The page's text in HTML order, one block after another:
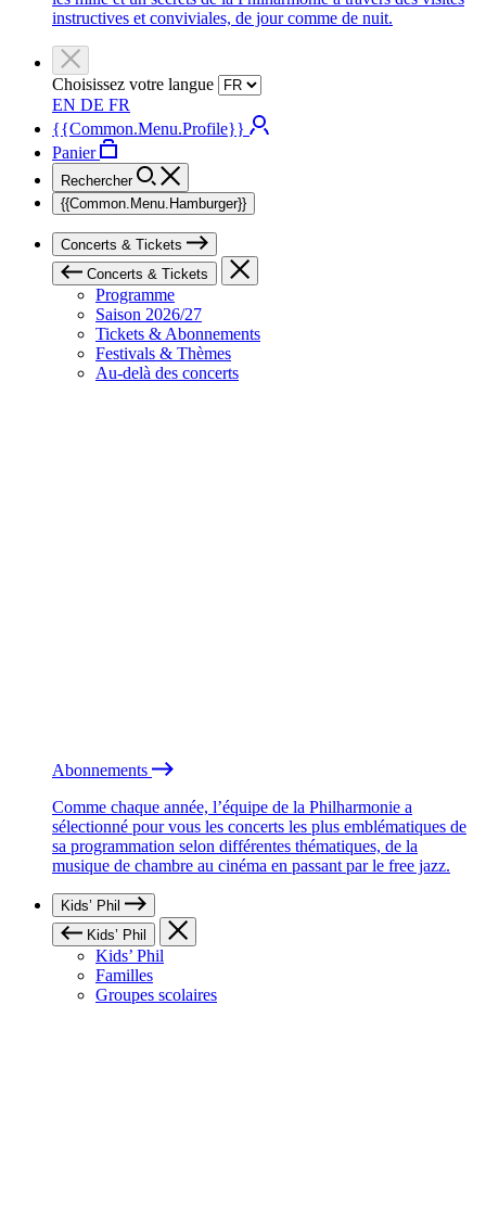
instructives et conviviales, de jour comme de nuit.
Choisissez votre langue
EN DE FR
{{Common.Menu.Profile}}
Panier
Rechercher
{{Common.Menu.Hamburger}}
Concerts & Tickets
Concerts & Tickets
Programme
Saison 2026/27
Tickets & Abonnements
Festivals & Thèmes
Au-delà des concerts
Abonnements
Comme chaque année, l’équipe de la Philharmonie a
sélectionné pour vous les concerts les plus emblématiques de
sa programmation selon différentes thématiques, de la
musique de chambre au cinéma en passant par le free jazz.
Kids’ Phil
Kids’ Phil
Kids’ Phil
Familles
Groupes scolaires